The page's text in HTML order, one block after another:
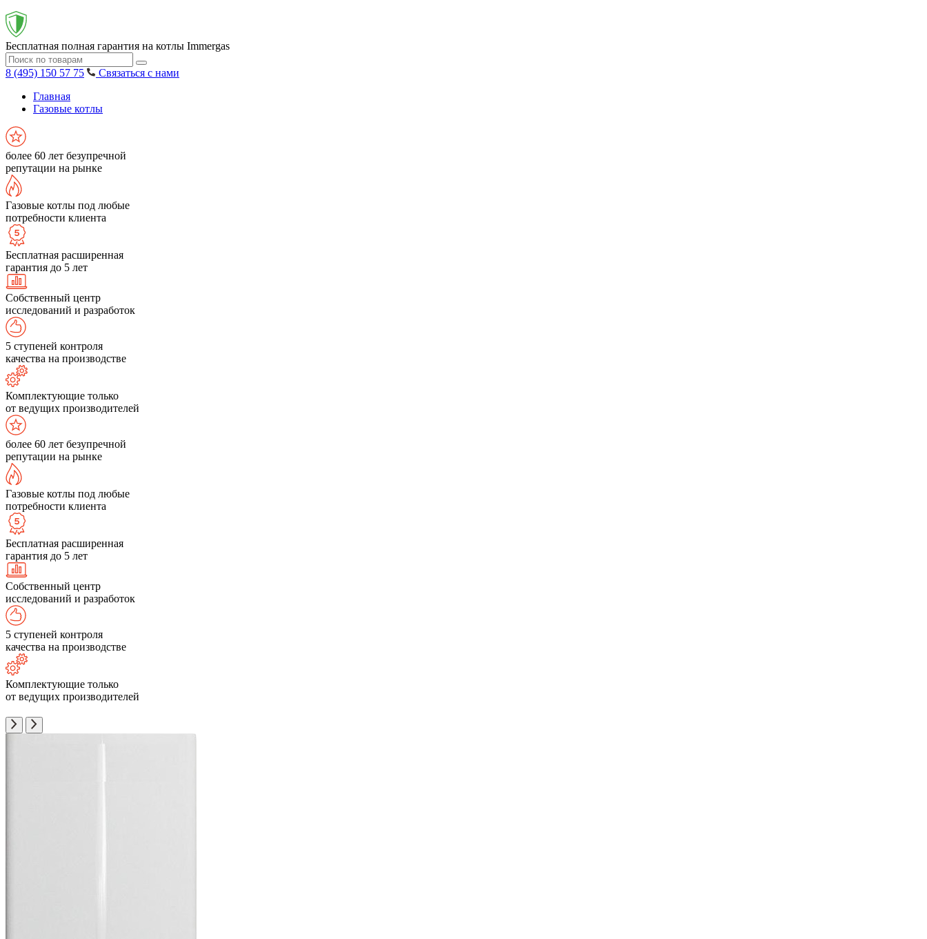
Бесплатная полная гарантия на котлы Immergas
8 (495) 150 57 75
Связаться с нами
Главная
Газовые котлы
более 60 лет безупречной
репутации на рынке
Газовые котлы под любые
потребности клиента
Бесплатная расширенная
гарантия до 5 лет
Собственный центр
исследований и разработок
5 ступеней контроля
качества на производстве
Комплектующие только
от ведущих производителей
более 60 лет безупречной
репутации на рынке
Газовые котлы под любые
потребности клиента
Бесплатная расширенная
гарантия до 5 лет
Собственный центр
исследований и разработок
5 ступеней контроля
качества на производстве
Комплектующие только
от ведущих производителей